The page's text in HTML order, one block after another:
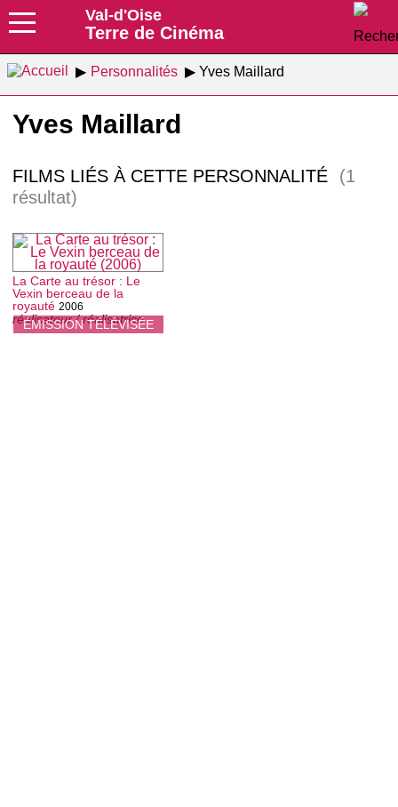
Val-d'Oise
Terre de Cinéma
Personnalités Yves Maillard
Yves Maillard
FILMS LIÉS À CETTE PERSONNALITÉ
(1
résultat)
ÉMISSION TÉLÉVISÉE
La Carte au trésor : Le
Vexin berceau de la
royauté 2006
réalisateur / réalisatrice